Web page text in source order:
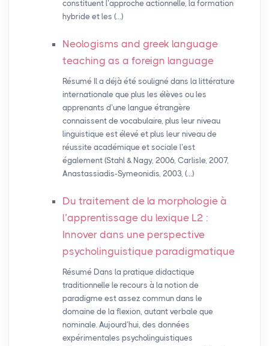
constituent l’approche actionnelle, la formation
hybride et les (…)
Neologisms and greek language
teaching as a foreign language
Résumé Il a déjà été souligné dans la littérature
internationale que plus les élèves ou les
apprenants d’une langue étrangère
connaissent de vocabulaire, plus leur niveau
linguistique est élevé et plus leur niveau de
réussite académique et sociale l’est
également (Stahl & Nagy, 2006, Carlisle, 2007,
Anastassiadis-Symeonidis, 2003, (…)
Du traitement de la morphologie à
l’apprentissage du lexique L2 :
Innover dans une perspective
psycholinguistique paradigmatique
Résumé Dans la pratique didactique
traditionnelle le recours à la notion de
paradigme est assez commun dans le
domaine de la flexion, autant verbale que
nominale. Aujourd’hui, des données
expérimentales psycholinguistiques